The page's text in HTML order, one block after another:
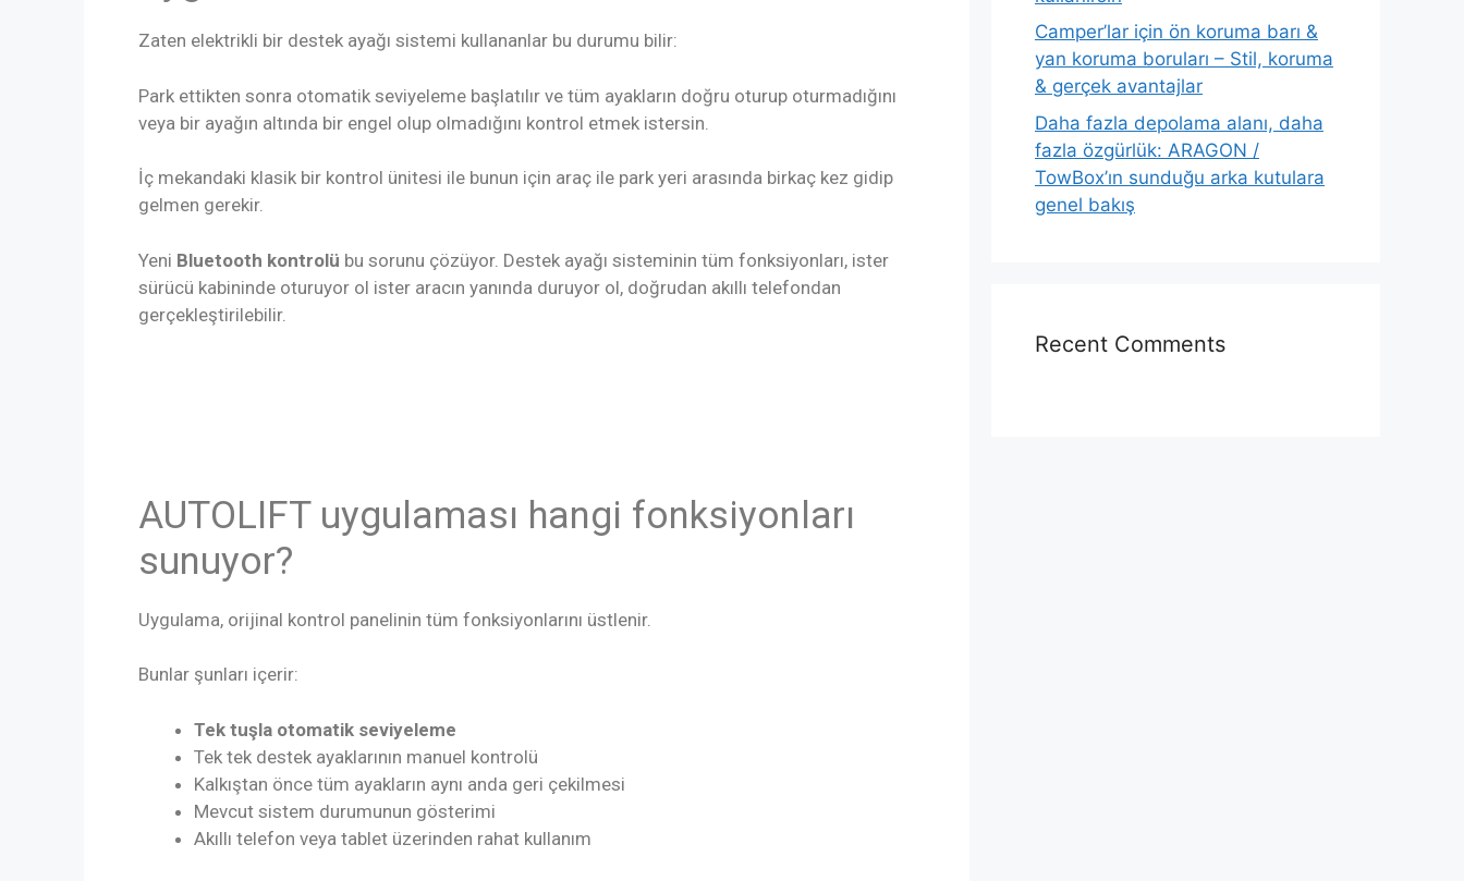
Zaten elektrikli bir destek ayağı sistemi kullananlar bu durumu bilir:
Park ettikten sonra otomatik seviyeleme başlatılır ve tüm ayakların doğru oturup oturmadığını
veya bir ayağın altında bir engel olup olmadığını kontrol etmek istersin.
İç mekandaki klasik bir kontrol ünitesi ile bunun için araç ile park yeri arasında birkaç kez gidip
gelmen gerekir.
Yeni Bluetooth kontrolü bu sorunu çözüyor. Destek ayağı sisteminin tüm fonksiyonları, ister
sürücü kabininde oturuyor ol ister aracın yanında duruyor ol, doğrudan akıllı telefondan
gerçekleştirilebilir.
AUTOLIFT uygulaması hangi fonksiyonları
sunuyor?
Uygulama, orijinal kontrol panelinin tüm fonksiyonlarını üstlenir.
Bunlar şunları içerir:
Tek tuşla otomatik seviyeleme
Tek tek destek ayaklarının manuel kontrolü
Kalkıştan önce tüm ayakların aynı anda geri çekilmesi
Mevcut sistem durumunun gösterimi
Akıllı telefon veya tablet üzerinden rahat kullanım
Camper’lar için ön koruma barı &
yan koruma boruları – Stil, koruma
& gerçek avantajlar
Daha fazla depolama alanı, daha
fazla özgürlük: ARAGON /
TowBox’ın sunduğu arka kutulara
genel bakış
Recent Comments